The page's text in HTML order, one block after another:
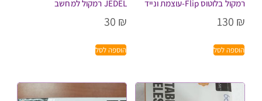
רמקול בלוטוס Flip-עוצמת ונייד
130 ₪
הוספה לסל
JEDEL רמקול למחשב
30 ₪
הוספה לסל